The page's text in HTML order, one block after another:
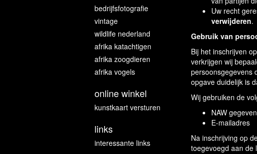
Uw recht
verwijderen.
Gebruik van
Bij het inschrijven
verkrijgen wij
persoonsgegevens
opgave duidelijk is
Wij gebruiken de
NAW
E-mailadres
Na inschrijving op
toegevoegd aan de
bedrijfsfotografie
vintage
wildlife nederland
afrika katachtigen
afrika zoogdieren
afrika vogels
online winkel
kunstkaart versturen
links
interessante links